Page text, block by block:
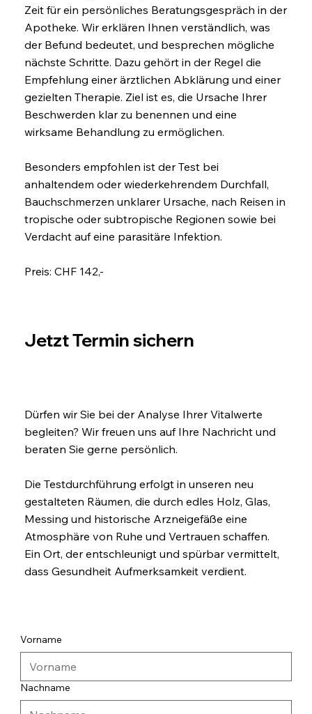
Zeit für ein persönliches Beratungsgespräch in der
Apotheke. Wir erklären Ihnen verständlich, was
der Befund bedeutet, und besprechen mögliche
nächste Schritte. Dazu gehört in der Regel die
Empfehlung einer ärztlichen Abklärung und einer
gezielten Therapie. Ziel ist es, die Ursache Ihrer
Beschwerden klar zu benennen und eine
wirksame Behandlung zu ermöglichen.
Besonders empfohlen ist der Test bei
anhaltendem oder wiederkehrendem Durchfall,
Bauchschmerzen unklarer Ursache, nach Reisen in
tropische oder subtropische Regionen sowie bei
Verdacht auf eine parasitäre Infektion.
Preis: CHF 142,-
Jetzt Termin sichern
Dürfen wir Sie bei der Analyse Ihrer Vitalwerte
begleiten? Wir freuen uns auf Ihre Nachricht und
beraten Sie gerne persönlich.
Die Testdurchführung erfolgt in unseren neu
gestalteten Räumen, die durch edles Holz, Glas,
Messing und historische Arzneigefäße eine
Atmosphäre von Ruhe und Vertrauen schaffen.
Ein Ort, der entschleunigt und spürbar vermittelt,
dass Gesundheit Aufmerksamkeit verdient.
Vorname
Nachname